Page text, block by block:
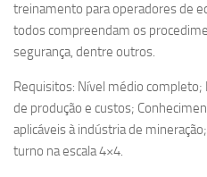
treinamento para operadores de
todos compreendam os
segurança, dentre outros.
Requisitos: Nível médio completo;
de produção e custos;
aplicáveis à indústria de
turno na escala 4×4.